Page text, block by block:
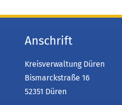
Anschrift
Kreisverwaltung Düren
Bismarckstraße 16
52351 Düren